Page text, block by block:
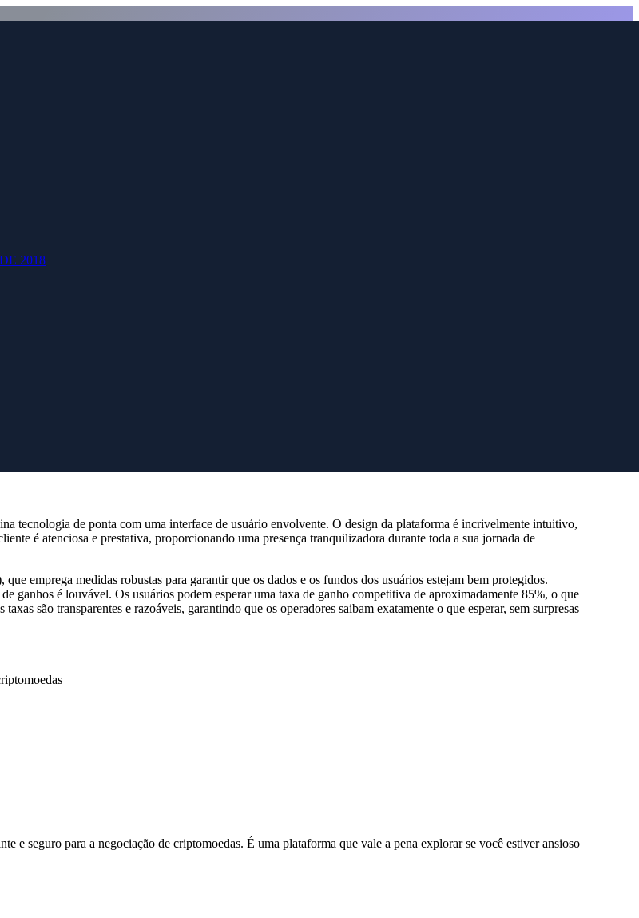
2018
Bumex (500) Registro oficial
tecnologia de ponta com uma interface de usuário envolvente. O design da plataforma é incrivelmente intuitivo,
é atenciosa e prestativa, proporcionando uma presença tranquilizadora durante toda a sua jornada de
emprega medidas robustas para garantir que os dados e os fundos dos usuários estejam bem protegidos.
ganhos é louvável. Os usuários podem esperar uma taxa de ganho competitiva de aproximadamente 85%, o que
são transparentes e razoáveis, garantindo que os operadores saibam exatamente o que esperar, sem surpresas
seguro para a negociação de criptomoedas. É uma plataforma que vale a pena explorar se você estiver ansioso